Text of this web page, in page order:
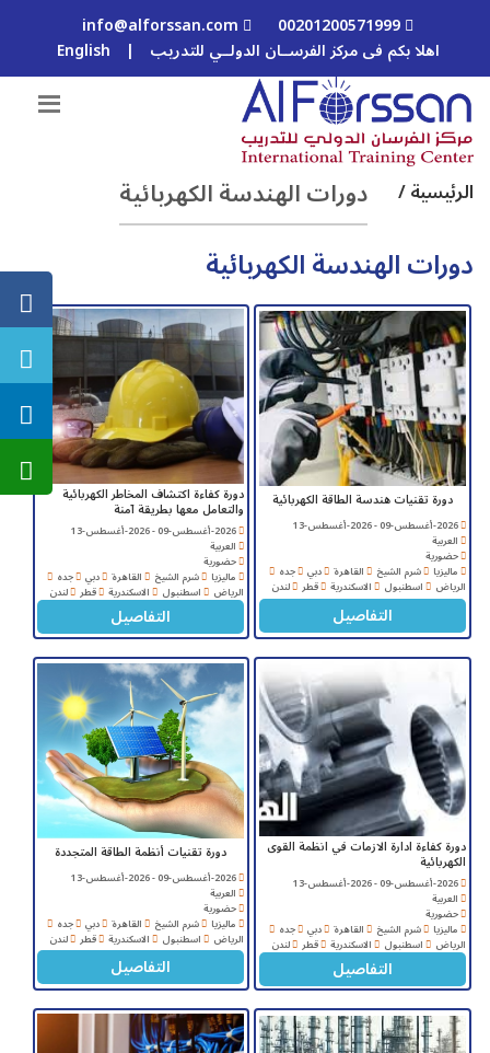
00201200571999
info@alforssan.com
اهلا بكم فى مركز الفرســان الدولــي للتدريب |
English
الرئيسية / دورات الهندسة الكهربائية
دورات الهندسة الكهربائية
دورة تقنيات هندسة الطاقة الكهربائية
2026-أغسطس-09 - 2026-أغسطس-13
العربية
حضورية
ماليزيا شرم الشيخ القاهرة دبي جده
الرياض اسطنبول الاسكندرية قطر لندن
التفاصيل
دورة كفاءة اكتشاف المخاطر الكهربائية
والتعامل معها بطريقة آمنة
2026-أغسطس-09 - 2026-أغسطس-13
العربية
حضورية
ماليزيا شرم الشيخ القاهرة دبي جده
الرياض اسطنبول الاسكندرية قطر لندن
التفاصيل
دورة كفاءة ادارة الازمات في انظمة القوى
الكهربائیة
2026-أغسطس-09 - 2026-أغسطس-13
العربية
حضورية
ماليزيا شرم الشيخ القاهرة دبي جده
الرياض اسطنبول الاسكندرية قطر لندن
التفاصيل
دورة تقنيات أنظمة الطاقة المتجددة
2026-أغسطس-09 - 2026-أغسطس-13
العربية
حضورية
ماليزيا شرم الشيخ القاهرة دبي جده
الرياض اسطنبول الاسكندرية قطر لندن
التفاصيل